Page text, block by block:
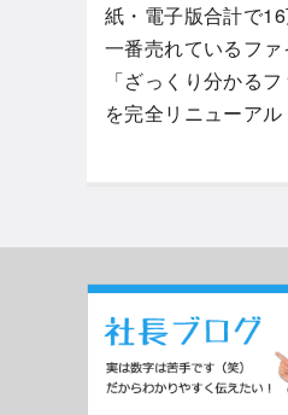
紙・電子版合計で
一番売れているフ
「ざっくり分かるフ
を完全リニューアル